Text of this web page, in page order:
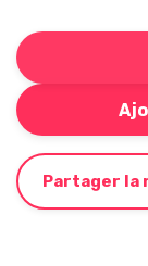
Bouton pour
Partager la